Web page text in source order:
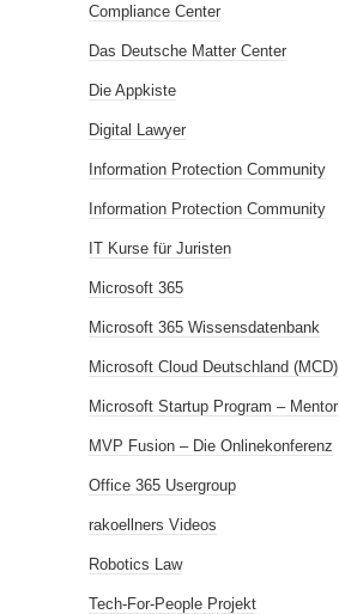
Compliance Center
Das Deutsche Matter Center
Die Appkiste
Digital Lawyer
Information Protection Community
Information Protection Community
IT Kurse für Juristen
Microsoft 365
Microsoft 365 Wissensdatenbank
Microsoft Cloud Deutschland (MCD)
Microsoft Startup Program – Mentor
MVP Fusion – Die Onlinekonferenz
Office 365 Usergroup
rakoellners Videos
Robotics Law
Tech-For-People Projekt